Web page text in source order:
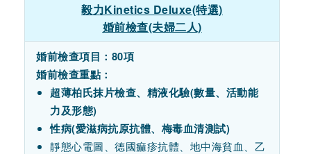
毅力Kinetics Deluxe(特選)
婚前檢查(夫婦二人)
婚前檢查項目：80項
婚前檢查重點：
超薄柏氏抹片檢查、 精液化驗(數量、活動能
力及形態)
性病(愛滋病抗原抗體、梅毒血清測試)
靜態心電圖、德國痲疹抗體、地中海貧血、乙